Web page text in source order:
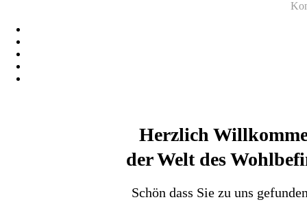
Herzlich
der Welt des
Schön dass Sie zu uns